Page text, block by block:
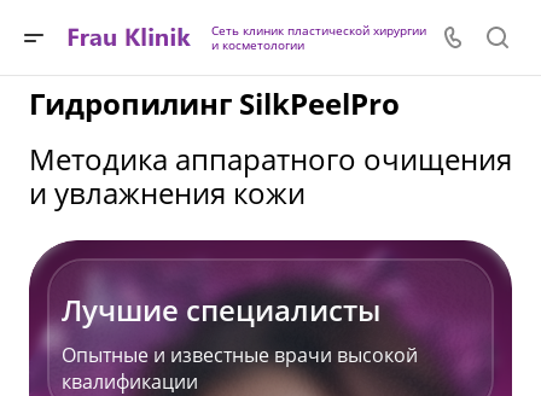
Сеть клиник пластической хирургии
и косметологии
Гидропилинг SilkPeelPro
Методика аппаратного очищения
и увлажнения кожи
Лучшие специалисты
Опытные и известные врачи высокой
квалификации